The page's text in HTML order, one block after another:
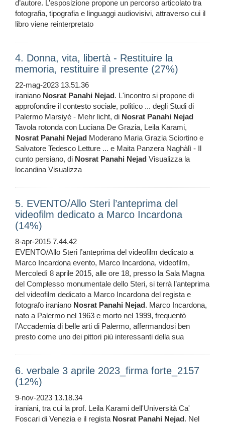
d’autore. L’esposizione propone un percorso articolato tra
fotografia, tipografia e linguaggi audiovisivi, attraverso cui il
libro viene reinterpretato
4. Donna, vita, libertà - Restituire la
memoria, restituire il presente (27%)
22-mag-2023 13.51.36
iraniano Nosrat Panahi Nejad. L'incontro si propone di
approfondire il contesto sociale, politico ... degli Studi di
Palermo Marsiyè - Mehr licht, di Nosrat Panahi Nejad
Tavola rotonda con Luciana De Grazia, Leila Karami,
Nosrat Panahi Nejad Moderano Maria Grazia Sciortino e
Salvatore Tedesco Letture ... e Maita Panzera Naghàlì - Il
cunto persiano, di Nosrat Panahi Nejad Visualizza la
locandina Visualizza
5. EVENTO/Allo Steri l’anteprima del
videofilm dedicato a Marco Incardona
(14%)
8-apr-2015 7.44.42
EVENTO/Allo Steri l’anteprima del videofilm dedicato a
Marco Incardona evento, Marco Incardona, videofilm,
Mercoledì 8 aprile 2015, alle ore 18, presso la Sala Magna
del Complesso monumentale dello Steri, si terrà l’anteprima
del videofilm dedicato a Marco Incardona del regista e
fotografo iraniano Nosrat Panahi Nejad. Marco Incardona,
nato a Palermo nel 1963 e morto nel 1999, frequentò
l’Accademia di belle arti di Palermo, affermandosi ben
presto come uno dei pittori più interessanti della sua
6. verbale 3 aprile 2023_firma forte_2157
(12%)
9-nov-2023 13.18.34
iraniani, tra cui la prof. Leila Karami dell'Università Ca'
Foscari di Venezia e il regista Nosrat Panahi Nejad. Nel